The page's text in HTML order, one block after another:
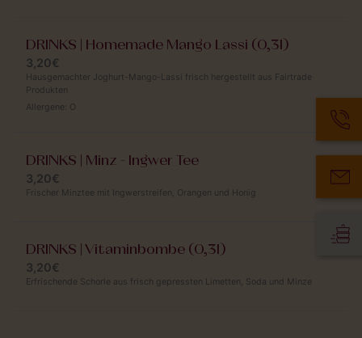
DRINKS | Homemade Mango Lassi (0,3l)
3,20€
Hausgemachter Joghurt-Mango-Lassi frisch hergestellt aus Fairtrade
Produkten
Allergene: O
DRINKS | Minz - Ingwer Tee
3,20€
Frischer Minztee mit Ingwerstreifen, Orangen und Honig
DRINKS | Vitaminbombe (0,3l)
3,20€
Erfrischende Schorle aus frisch gepressten Limetten, Soda und Minze